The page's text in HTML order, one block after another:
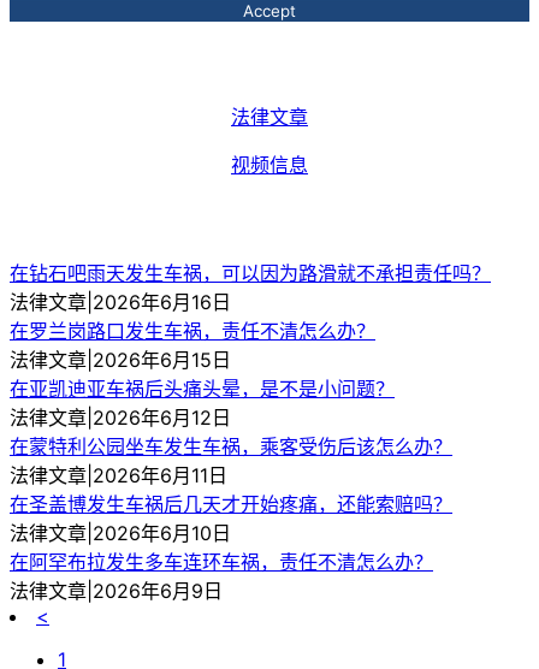
Accept
法律文章
视频信息
在钻石吧雨天发生车祸，可以因为路滑就不承担责任吗？
法律文章|2026年6月16日
在罗兰岗路口发生车祸，责任不清怎么办？
法律文章|2026年6月15日
在亚凯迪亚车祸后头痛头晕，是不是小问题？
法律文章|2026年6月12日
在蒙特利公园坐车发生车祸，乘客受伤后该怎么办？
法律文章|2026年6月11日
在圣盖博发生车祸后几天才开始疼痛，还能索赔吗？
法律文章|2026年6月10日
在阿罕布拉发生多车连环车祸，责任不清怎么办？
法律文章|2026年6月9日
<
1